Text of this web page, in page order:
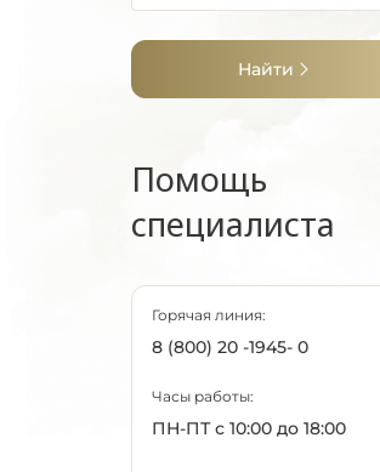
Найти
Помощь
специалиста
Горячая линия:
8 (800) 20 -1945- 0
Часы работы:
ПН-ПТ с 10:00 до 18:00